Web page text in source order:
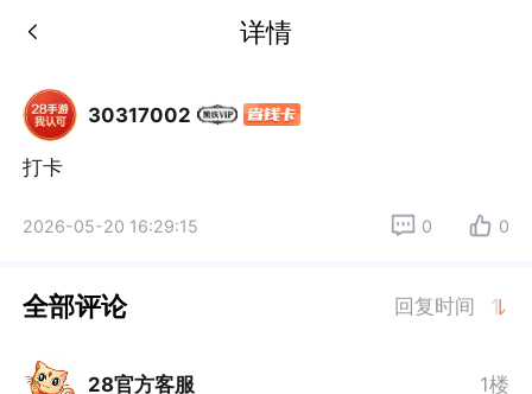
详情
30317002
打卡
2026-05-20 16:29:15 0 0
全部评论 回复时间
28官方客服 1楼